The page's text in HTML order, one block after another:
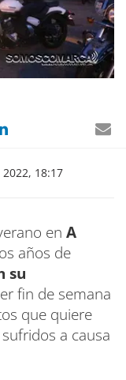
2022, 18:17
en A
años de
su
fin de semana
que quiere
a causa